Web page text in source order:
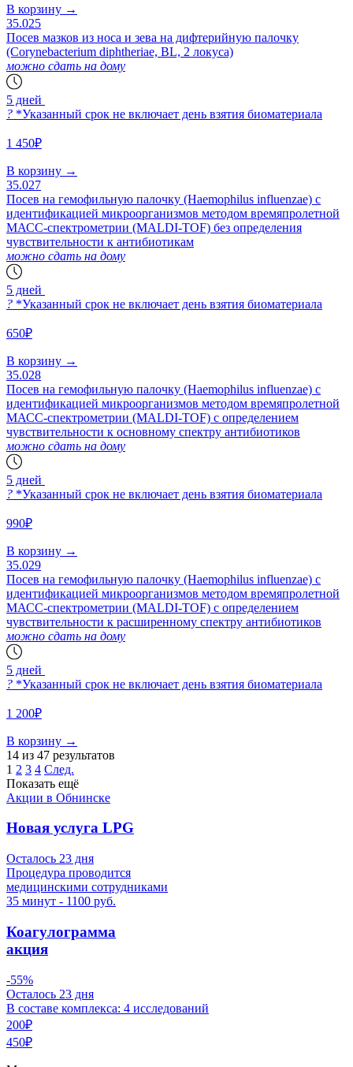
В корзину →
35.025
Посев мазков из носа и зева на дифтерийную палочку
(Corynebacterium diphtheriae, BL, 2 локуса)
можно сдать на дому
5 дней
? *Указанный срок не включает день взятия биоматериала
1 450₽
В корзину →
35.027
Посев на гемофильную палочку (Наemophilus influenzae) с
идентификацией микроорганизмов методом времяпролетной
МАСС-спектрометрии (MALDI-TOF) без определения
чувствительности к антибиотикам
можно сдать на дому
5 дней
? *Указанный срок не включает день взятия биоматериала
650₽
В корзину →
35.028
Посев на гемофильную палочку (Наemophilus influenzae) с
идентификацией микроорганизмов методом времяпролетной
МАСС-спектрометрии (MALDI-TOF) с определением
чувствительности к основному спектру антибиотиков
можно сдать на дому
5 дней
? *Указанный срок не включает день взятия биоматериала
990₽
В корзину →
35.029
Посев на гемофильную палочку (Наemophilus influenzae) с
идентификацией микроорганизмов методом времяпролетной
МАСС-спектрометрии (MALDI-TOF) с определением
чувствительности к расширенному спектру антибиотиков
можно сдать на дому
5 дней
? *Указанный срок не включает день взятия биоматериала
1 200₽
В корзину →
14 из 47 результатов
1 2 3 4 След.
Показать ещё
Акции в Обнинске
Новая услуга LPG
Осталось 23 дня
Процедура проводится
медицинскими сотрудниками
35 минут - 1100 руб.
Коагулограмма
акция
-55%
Осталось 23 дня
В составе комплекса: 4 исследований
200₽
450₽